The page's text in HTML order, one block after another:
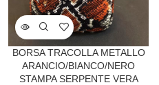
BORSA TRACOLLA METALLO
ARANCIO/BIANCO/NERO
STAMPA SERPENTE VERA